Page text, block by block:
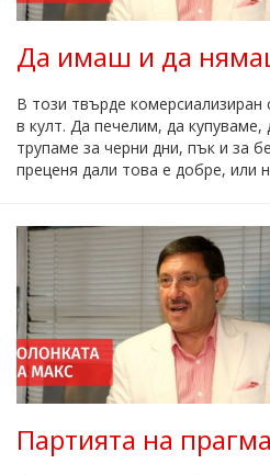
Да имаш и да
В този твърде комерсиализиран
в култ. Да печелим, да
трупаме за черни дни, пък и за
преценя дали това е добре, или
Партията на